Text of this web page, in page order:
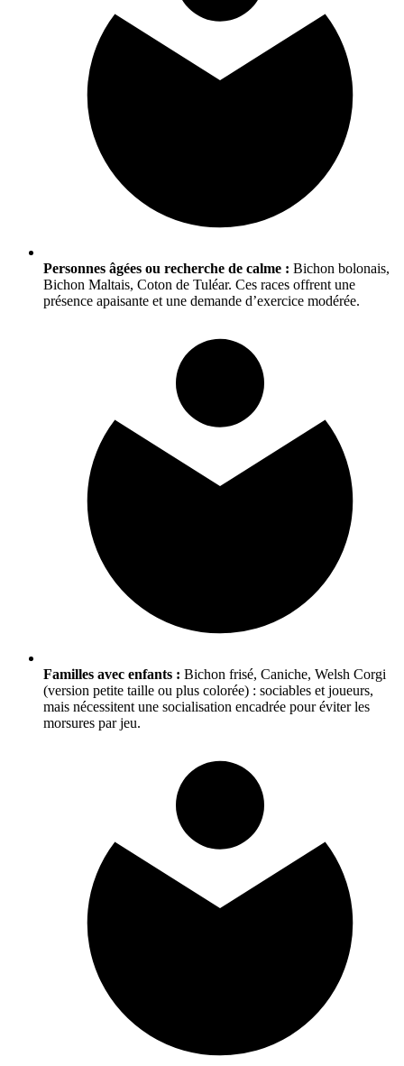
Personnes âgées ou recherche de calme : Bichon bolonais,
Bichon Maltais, Coton de Tuléar. Ces races offrent une
présence apaisante et une demande d’exercice modérée.
Familles avec enfants : Bichon frisé, Caniche, Welsh Corgi
(version petite taille ou plus colorée) : sociables et joueurs,
mais nécessitent une socialisation encadrée pour éviter les
morsures par jeu.